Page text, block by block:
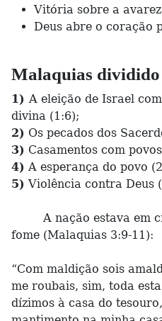
Vitória sobre a
Deus abre o coração
Malaquias dividido
1) A eleição de Israel
divina (1:6);
2) Os pecados dos
3) Casamentos com
4) A esperança do povo
5) Violência contra Deus
A nação estava em
fome (Malaquias 3:9-11):
“Com maldição sois
me roubais, sim, toda
dízimos à casa do